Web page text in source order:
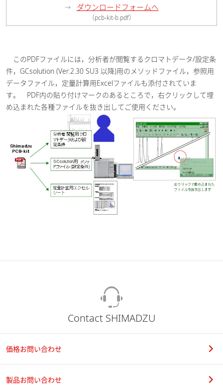
→ ダウンロードフォームへ
（pcb-kit-b.pdf）
このPDFファイルには，分析者が閲覧するクロマトデータ/設定条
件，GCsolution (Ver.2.30 SU3 以降)用のメソッドファイル，参照用
データファイル，定量計算用Excelファイルも添付されていま
す。 PDF内の貼り付けマークのあるところで，右クリックして埋
め込まれた各種ファイルを抜き出してご使用ください。
Contact SHIMADZU
価格お問い合わせ
製品お問い合わせ